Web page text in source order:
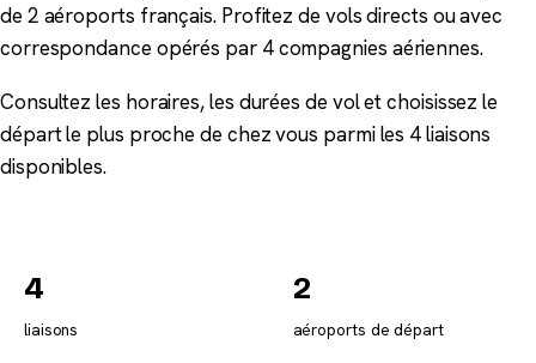
de 2 aéroports français. Profitez de vols directs ou avec
correspondance opérés par 4 compagnies aériennes.
Consultez les horaires, les durées de vol et choisissez le
départ le plus proche de chez vous parmi les 4 liaisons
disponibles.
4
liaisons
2
aéroports de départ